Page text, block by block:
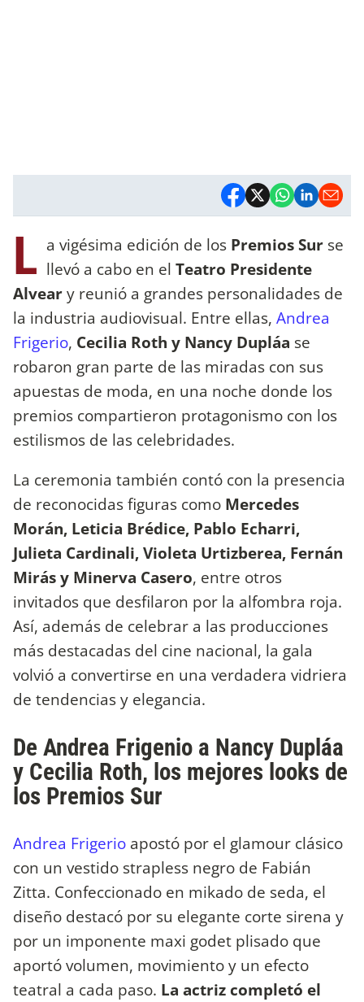
L a vigésima edición de los Premios Sur se
llevó a cabo en el Teatro Presidente
Alveary reunió a grandes personalidades de
la industria audiovisual. Entre ellas, Andrea
Frigerio, Cecilia Roth y Nancy Dupláa se
robaron gran parte de las miradas con sus
apuestas de moda, en una noche donde los
premios compartieron protagonismo con los
estilismos de las celebridades.
La ceremonia también contó con la presencia
de reconocidas figuras como Mercedes
Morán, Leticia Brédice​, Pablo Echarri,
Julieta Cardinali, Violeta Urtizberea, Fernán
Mirás y Minerva Casero, entre otros
invitados que desfilaron por la alfombra roja.
Así, además de celebrar a las producciones
más destacadas del cine nacional, la gala
volvió a convertirse en una verdadera vidriera
de tendencias y elegancia.
De Andrea Frigenio a Nancy Dupláa
y Cecilia Roth, los mejores looks de
los Premios Sur
Andrea Frigerio apostó por el glamour clásico
con un vestido strapless negro de Fabián
Zitta. Confeccionado en mikado de seda, el
diseño destacó por su elegante corte sirena y
por un imponente maxi godet plisado que
aportó volumen, movimiento y un efecto
teatral a cada paso. La actriz completó el